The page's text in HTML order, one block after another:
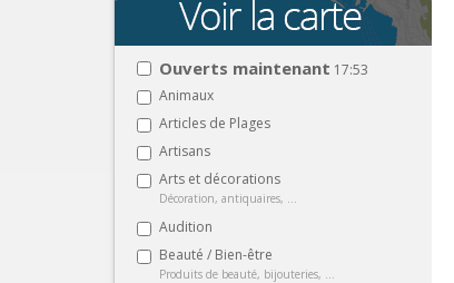
Ouverts maintenant 17:53
Animaux
Articles de Plages
Artisans
Arts et décorations
Décoration, antiquaires, ...
Audition
Beauté / Bien-être
Produits de beauté, bijouteries, ...